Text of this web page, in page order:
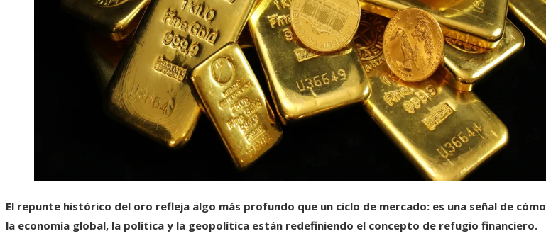
El repunte histórico del oro refleja algo más profundo que un ciclo de mercado: es una señal de cómo
la economía global, la política y la geopolítica están redefiniendo el concepto de refugio financiero.